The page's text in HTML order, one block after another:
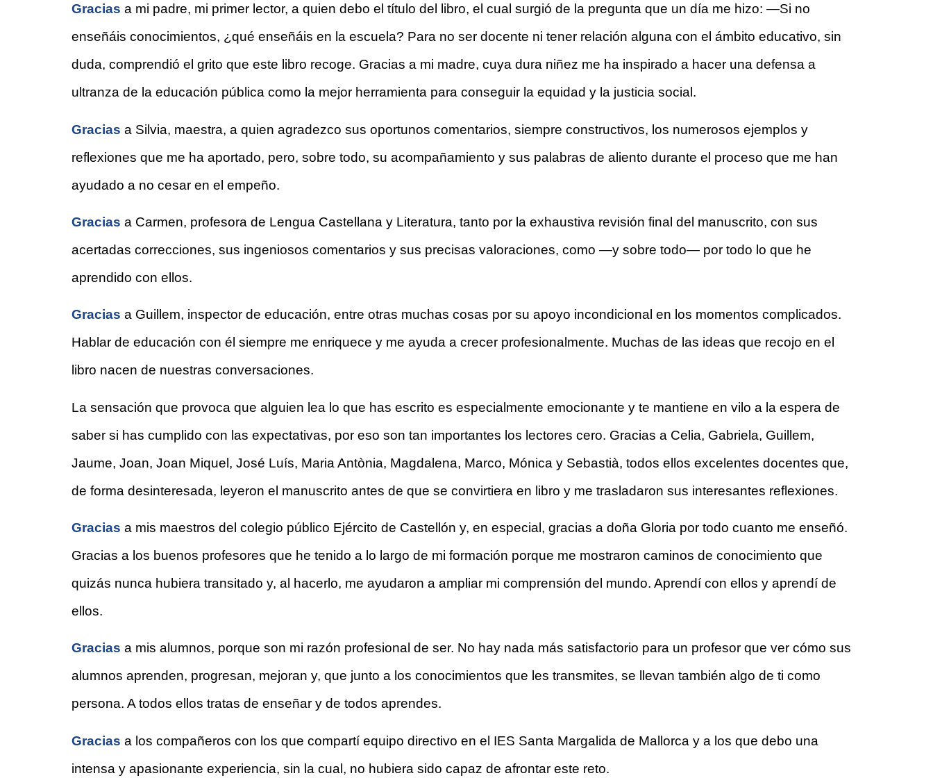
Gracias a mi padre, mi primer lector, a quien debo el título del libro, el cual surgió de la pregunta que un día me hizo: —Si no
enseñáis conocimientos, ¿qué enseñáis en la escuela? Para no ser docente ni tener relación alguna con el ámbito educativo, sin
duda, comprendió el grito que este libro recoge. Gracias a mi madre, cuya dura niñez me ha inspirado a hacer una defensa a
ultranza de la educación pública como la mejor herramienta para conseguir la equidad y la justicia social.
Gracias a Silvia, maestra, a quien agradezco sus oportunos comentarios, siempre constructivos, los numerosos ejemplos y
reflexiones que me ha aportado, pero, sobre todo, su acompañamiento y sus palabras de aliento durante el proceso que me han
ayudado a no cesar en el empeño.
Gracias a Carmen, profesora de Lengua Castellana y Literatura, tanto por la exhaustiva revisión final del manuscrito, con sus
acertadas correcciones, sus ingeniosos comentarios y sus precisas valoraciones, como —y sobre todo— por todo lo que he
aprendido con ellos.
Gracias a Guillem, inspector de educación, entre otras muchas cosas por su apoyo incondicional en los momentos complicados.
Hablar de educación con él siempre me enriquece y me ayuda a crecer profesionalmente. Muchas de las ideas que recojo en el
libro nacen de nuestras conversaciones.
La sensación que provoca que alguien lea lo que has escrito es especialmente emocionante y te mantiene en vilo a la espera de
saber si has cumplido con las expectativas, por eso son tan importantes los lectores cero. Gracias a Celia, Gabriela, Guillem,
Jaume, Joan, Joan Miquel, José Luís, Maria Antònia, Magdalena, Marco, Mónica y Sebastià, todos ellos excelentes docentes que,
de forma desinteresada, leyeron el manuscrito antes de que se convirtiera en libro y me trasladaron sus interesantes reflexiones.
Gracias a mis maestros del colegio público Ejército de Castellón y, en especial, gracias a doña Gloria por todo cuanto me enseñó.
Gracias a los buenos profesores que he tenido a lo largo de mi formación porque me mostraron caminos de conocimiento que
quizás nunca hubiera transitado y, al hacerlo, me ayudaron a ampliar mi comprensión del mundo. Aprendí con ellos y aprendí de
ellos.
Gracias a mis alumnos, porque son mi razón profesional de ser. No hay nada más satisfactorio para un profesor que ver cómo sus
alumnos aprenden, progresan, mejoran y, que junto a los conocimientos que les transmites, se llevan también algo de ti como
persona. A todos ellos tratas de enseñar y de todos aprendes.
Gracias a los compañeros con los que compartí equipo directivo en el IES Santa Margalida de Mallorca y a los que debo una
intensa y apasionante experiencia, sin la cual, no hubiera sido capaz de afrontar este reto.